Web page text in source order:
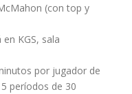
(con top y
KGS, sala
por jugador de
períodos de 30